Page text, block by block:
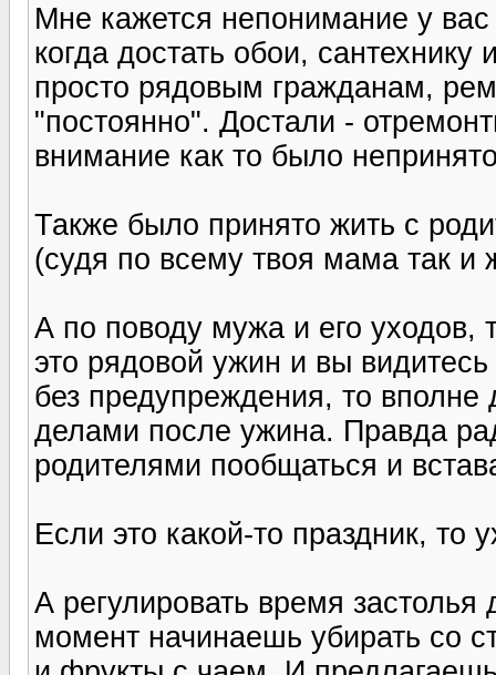
Мне кажется непонимание у
когда достать обои,
просто рядовым гражданам,
"постоянно". Достали -
внимание как то было
Также было принято жить с
(судя по всему твоя мама так и
А по поводу мужа и его уходов,
это рядовой ужин и вы
без предупреждения, то вполне
делами после ужина. Правда
родителями пообщаться и
Если это какой-то праздник, то
А регулировать время
момент начинаешь убирать со